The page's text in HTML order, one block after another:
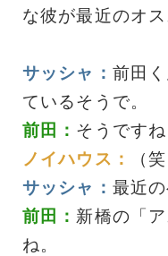
な彼が最近のオ
サッシャ： 前田
ているそうで。
前田： そうです
ノイハウス：
（
サッシャ： 最近
前田： 新橋の「
ね。